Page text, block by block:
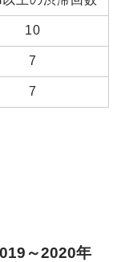
10
7
7
～2020年